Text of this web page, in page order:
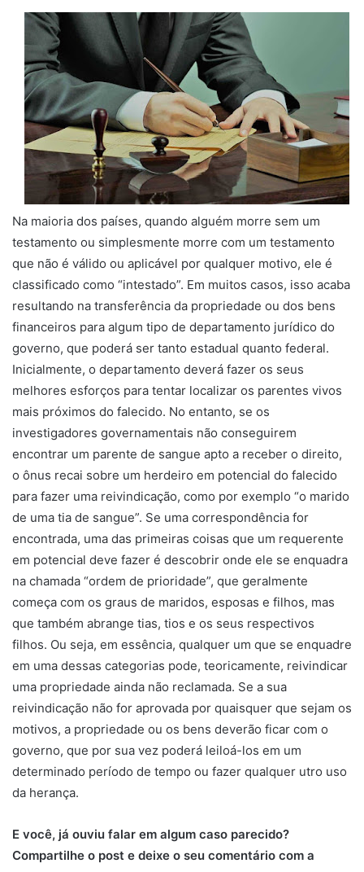
Na maioria dos países, quando alguém morre sem um
testamento ou simplesmente morre com um testamento
que não é válido ou aplicável por qualquer motivo, ele é
classificado como “intestado”. Em muitos casos, isso acaba
resultando na transferência da propriedade ou dos bens
financeiros para algum tipo de departamento jurídico do
governo, que poderá ser tanto estadual quanto federal.
Inicialmente, o departamento deverá fazer os seus
melhores esforços para tentar localizar os parentes vivos
mais próximos do falecido. No entanto, se os
investigadores governamentais não conseguirem
encontrar um parente de sangue apto a receber o direito,
o ônus recai sobre um herdeiro em potencial do falecido
para fazer uma reivindicação, como por exemplo “o marido
de uma tia de sangue”. Se uma correspondência for
encontrada, uma das primeiras coisas que um requerente
em potencial deve fazer é descobrir onde ele se enquadra
na chamada “ordem de prioridade”, que geralmente
começa com os graus de maridos, esposas e filhos, mas
que também abrange tias, tios e os seus respectivos
filhos. Ou seja, em essência, qualquer um que se enquadre
em uma dessas categorias pode, teoricamente, reivindicar
uma propriedade ainda não reclamada. Se a sua
reivindicação não for aprovada por quaisquer que sejam os
motivos, a propriedade ou os bens deverão ficar com o
governo, que por sua vez poderá leiloá-los em um
determinado período de tempo ou fazer qualquer utro uso
da herança.
E você, já ouviu falar em algum caso parecido?
Compartilhe o post e deixe o seu comentário com a